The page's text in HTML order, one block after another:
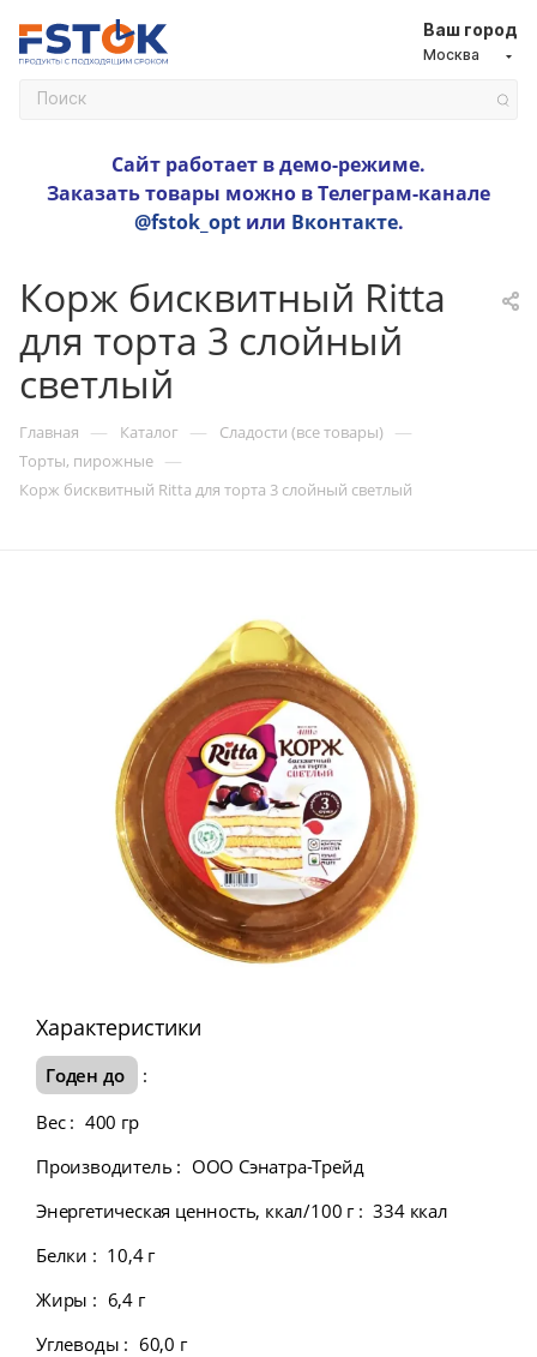
Ваш город
Москва
Сайт работает в демо-режиме.
Заказать товары можно в Телеграм-канале
@fstok_optили Вконтакте.
Корж бисквитный Ritta
для торта 3 слойный
светлый
Главная — Каталог — Сладости (все товары) —
Торты, пирожные —
Корж бисквитный Ritta для торта 3 слойный светлый
Характеристики
Годен до
:
Вес : 400 гр
Производитель : ООО Сэнатра-Трейд
Энергетическая ценность, ккал/100 г : 334 ккал
Белки : 10,4 г
Жиры : 6,4 г
Углеводы : 60,0 г